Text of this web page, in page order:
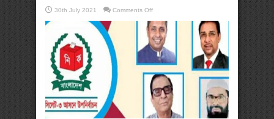
30th July 2021 Comments Offon
আসনের
উপনির্বাচন
৪
সেপ্টেম্বর